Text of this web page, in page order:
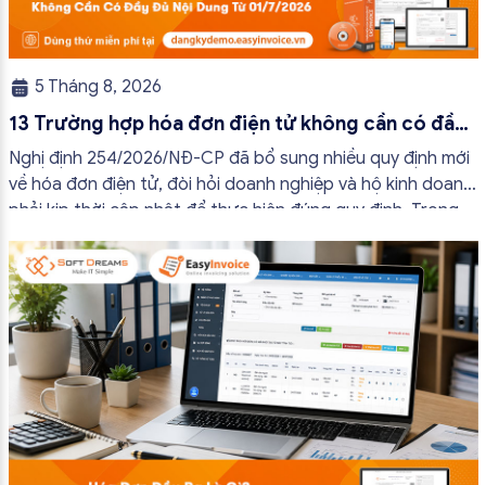
5 Tháng 8, 2026
13 Trường hợp hóa đơn điện tử không cần có đầy
đủ nội dung từ 01/7/2026
Nghị định 254/2026/NĐ-CP đã bổ sung nhiều quy định mới
về hóa đơn điện tử, đòi hỏi doanh nghiệp và hộ kinh doanh
phải kịp thời cập nhật để thực hiện đúng quy định. Trong
bài viết này, hóa đơn điện tử EasyInvoice sẽ chia sẻ 13
trường hợp hóa đơn điện tử không cần […]